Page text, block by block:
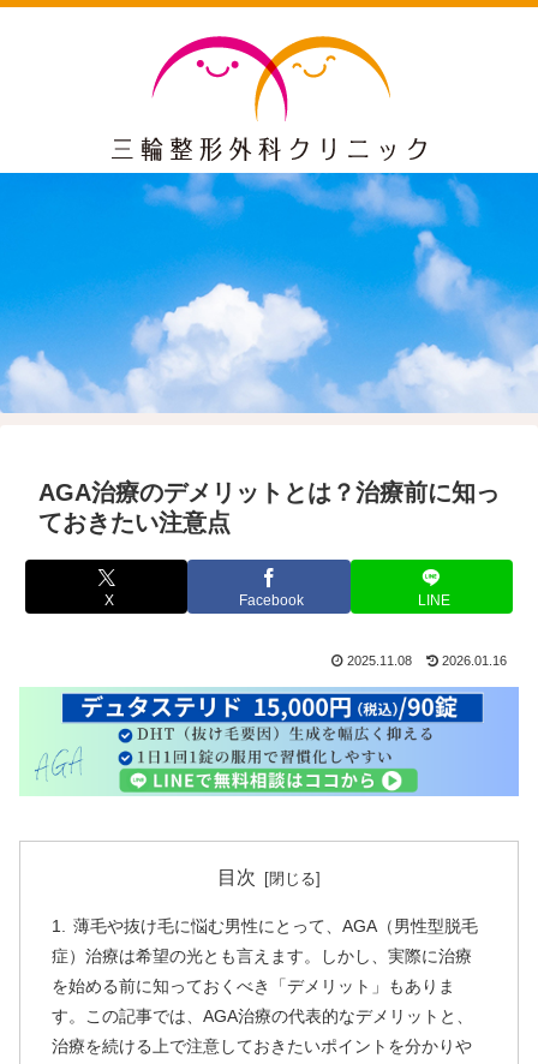
AGA治療のデメリットとは？治療前に知っ
ておきたい注意点
X Facebook LINE
2025.11.08 2026.01.16
目次
薄毛や抜け毛に悩む男性にとって、AGA（男性型脱毛
症）治療は希望の光とも言えます。しかし、実際に治療
を始める前に知っておくべき「デメリット」もありま
す。この記事では、AGA治療の代表的なデメリットと、
治療を続ける上で注意しておきたいポイントを分かりや